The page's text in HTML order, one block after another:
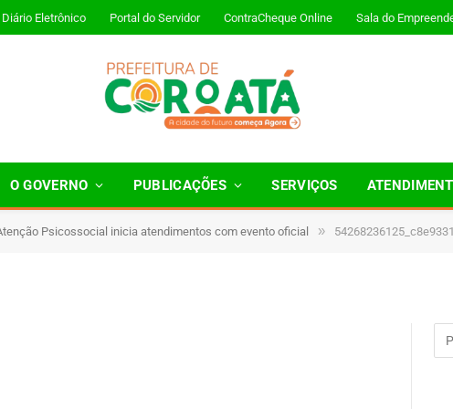
Diário Eletrônico Portal do Servidor ContraCheque Online Sala do
O GOVERNO PUBLICAÇÕES SERVIÇOS
Psicossocial inicia atendimentos com evento oficial »